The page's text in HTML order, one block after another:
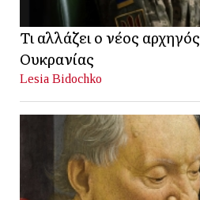
Τι αλλάζει ο νέος
Ουκρανίας
Lesia Bidochko